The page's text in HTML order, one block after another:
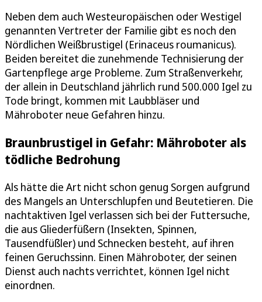
Neben dem auch Westeuropäischen oder Westigel
genannten Vertreter der Familie gibt es noch den
Nördlichen Weißbrustigel (Erinaceus roumanicus).
Beiden bereitet die zunehmende Technisierung der
Gartenpflege arge Probleme. Zum Straßenverkehr,
der allein in Deutschland jährlich rund 500.000 Igel zu
Tode bringt, kommen mit Laubbläser und
Mähroboter neue Gefahren hinzu.
Braunbrustigel in Gefahr: Mähroboter als
tödliche Bedrohung
Als hätte die Art nicht schon genug Sorgen aufgrund
des Mangels an Unterschlupfen und Beutetieren. Die
nachtaktiven Igel verlassen sich bei der Futtersuche,
die aus Gliederfüßern (Insekten, Spinnen,
Tausendfüßler) und Schnecken besteht, auf ihren
feinen Geruchssinn. Einen Mähroboter, der seinen
Dienst auch nachts verrichtet, können Igel nicht
einordnen.